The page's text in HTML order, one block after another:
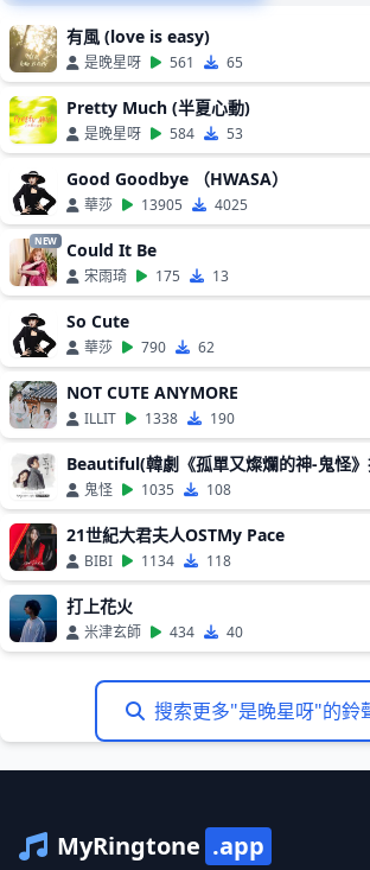
有風 (love is easy)
是晚星呀 561 65
Pretty Much (半夏心動)
是晚星呀 584 53
Good Goodbye （HWASA）
華莎 13905 4025
NEW Could It Be
宋雨琦 175 13
So Cute
華莎 790 62
NOT CUTE ANYMORE
ILLIT 1338 190
Beautiful(韓劇《孤單又燦爛的神-鬼怪
鬼怪 1035 108
21世紀大君夫人OSTMy Pace
BIBI 1134 118
打上花火
米津玄師 434 40
搜索更多"是晚星呀"的鈴
MyRingtone .app